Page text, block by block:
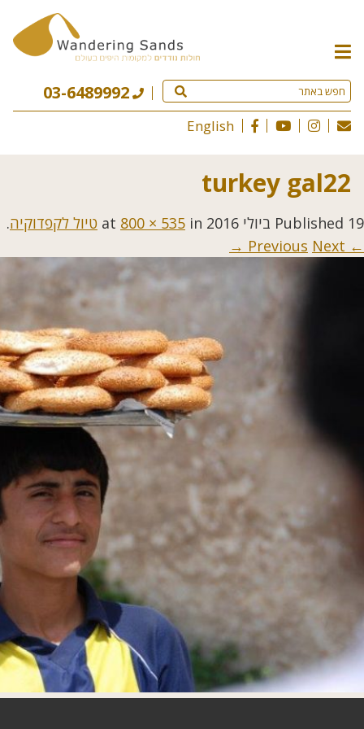
תפריט
האתר
03-6489992
English
turkey gal22
Published 19 ביולי 2016 800 × 535 in טיול לקפדוקיה.
← Previous
Next →